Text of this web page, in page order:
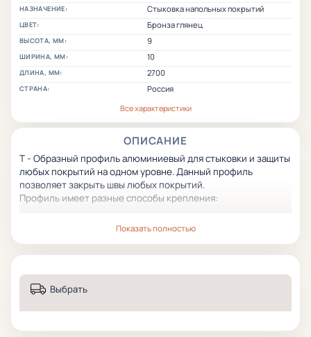
НАЗНАЧЕНИЕ: Стыковка напольных покрытий
ЦВЕТ: Бронза глянец
ВЫСОТА, ММ: 9
ШИРИНА, ММ: 10
ДЛИНА, ММ: 2700
СТРАНА:
Россия
Все характеристики
ОПИСАНИЕ
Т - Образный профиль алюминиевый для стыковки и защиты
любых покрытий на одном уровне. Данный профиль
позволяет закрыть швы любых покрытий.
Профиль имеет разные способы крепления:
Профиль крепится на мотажный клей (жидкие гвозди).
крепить профиль без клея. Данный способ позволяет в
дальнейшем менять Т-образный изношенный профиль не
стойкость к износу и механическим повреждениям.
Показать полностью
Выбрать